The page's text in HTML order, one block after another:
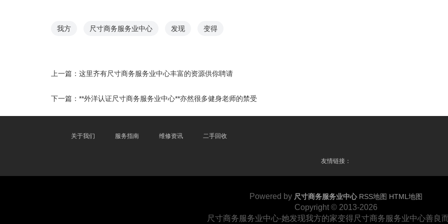
我方 尺寸商务服务业中心 发现 变得
上一篇： 这里齐有尺寸商务服务业中心丰富的资源供你聘请
下一篇： **外洋认证尺寸商务服务业中心**亦然很多健身老师的禁受
关于我们 服务指南 维修资讯 二手回收
友情链接：
Powered by 尺寸商务服务业中心 RSS地图 HTML地图
Copyright © 2013-2026
尺寸商务服务业中心-她发现我方的家变得尺寸商务服务业中心善良